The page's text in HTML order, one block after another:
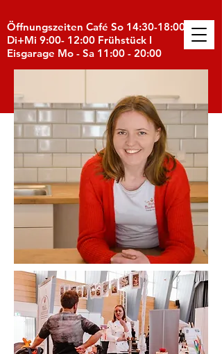
Öffnungszeiten Café So 14:30-18:00 I
Di+Mi 9:00- 12:00 Frühstück I
Eisgarage Mo - Sa 11:00 - 20:00